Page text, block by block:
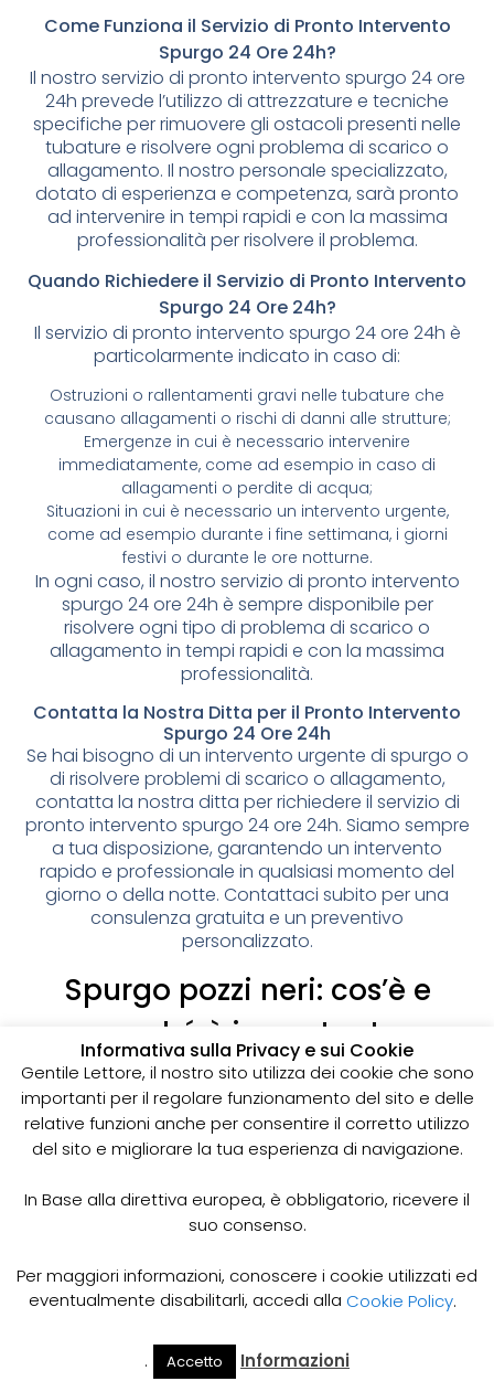
Come Funziona il Servizio di Pronto Intervento
Spurgo 24 Ore 24h?
Il nostro servizio di pronto intervento spurgo 24 ore
24h prevede l’utilizzo di attrezzature e tecniche
specifiche per rimuovere gli ostacoli presenti nelle
tubature e risolvere ogni problema di scarico o
allagamento. Il nostro personale specializzato,
dotato di esperienza e competenza, sarà pronto
ad intervenire in tempi rapidi e con la massima
professionalità per risolvere il problema.
Quando Richiedere il Servizio di Pronto Intervento
Spurgo 24 Ore 24h?
Il servizio di pronto intervento spurgo 24 ore 24h è
particolarmente indicato in caso di:
Ostruzioni o rallentamenti gravi nelle tubature che
causano allagamenti o rischi di danni alle strutture;
Emergenze in cui è necessario intervenire
immediatamente, come ad esempio in caso di
allagamenti o perdite di acqua;
Situazioni in cui è necessario un intervento urgente,
come ad esempio durante i fine settimana, i giorni
festivi o durante le ore notturne.
In ogni caso, il nostro servizio di pronto intervento
spurgo 24 ore 24h è sempre disponibile per
risolvere ogni tipo di problema di scarico o
allagamento in tempi rapidi e con la massima
professionalità.
Contatta la Nostra Ditta per il Pronto Intervento
Spurgo 24 Ore 24h
Se hai bisogno di un intervento urgente di spurgo o
di risolvere problemi di scarico o allagamento,
contatta la nostra ditta per richiedere il servizio di
pronto intervento spurgo 24 ore 24h. Siamo sempre
a tua disposizione, garantendo un intervento
rapido e professionale in qualsiasi momento del
giorno o della notte. Contattaci subito per una
consulenza gratuita e un preventivo
personalizzato.
Spurgo pozzi neri: cos’è e
perché è importante
I pozzi neri sono delle strutture sotterranee utilizzate
per la raccolta delle acque reflue domestiche,
soprattutto in zone dove non è disponibile un
sistema di smaltimento delle acque fognarie. Lo
spurgo dei pozzi neri è un’operazione essenziale
e prevenire il rischio di allagamenti, cattivi odori e
infezioni.
Come funziona lo spurgo dei pozzi neri
Lo spurgo dei pozzi neri viene effettuato mediante
specifiche, in grado di aspirare e rimuovere le
acque reflue e i sedimenti accumulati all’interno del
Cerca Il Mio
Informativa sulla Privacy e sui Cookie
Gentile Lettore, il nostro sito utilizza dei cookie che sono
importanti per il regolare funzionamento del sito e delle
relative funzioni anche per consentire il corretto utilizzo
del sito e migliorare la tua esperienza di navigazione.
In Base alla direttiva europea, è obbligatorio, ricevere il
suo consenso.
Per maggiori informazioni, conoscere i cookie utilizzati ed
eventualmente disabilitarli, accedi alla Cookie Policy.
. Accetto Informazioni